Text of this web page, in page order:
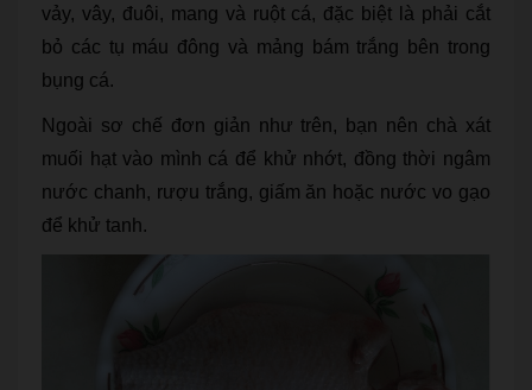
vảy, vây, đuôi, mang và ruột cá, đặc biệt là phải cắt
bỏ các tụ máu đông và mảng bám trắng bên trong
bụng cá.
Ngoài sơ chế đơn giản như trên, bạn nên chà xát
muối hạt vào mình cá để khử nhớt, đồng thời ngâm
nước chanh, rượu trắng, giấm ăn hoặc nước vo gạo
để khử tanh.